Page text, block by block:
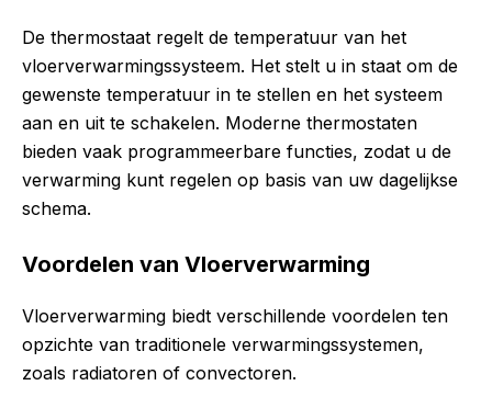
De thermostaat regelt de temperatuur van het
vloerverwarmingssysteem. Het stelt u in staat om de
gewenste temperatuur in te stellen en het systeem
aan en uit te schakelen. Moderne thermostaten
bieden vaak programmeerbare functies, zodat u de
verwarming kunt regelen op basis van uw dagelijkse
schema.
Voordelen van Vloerverwarming
Vloerverwarming biedt verschillende voordelen ten
opzichte van traditionele verwarmingssystemen,
zoals radiatoren of convectoren.